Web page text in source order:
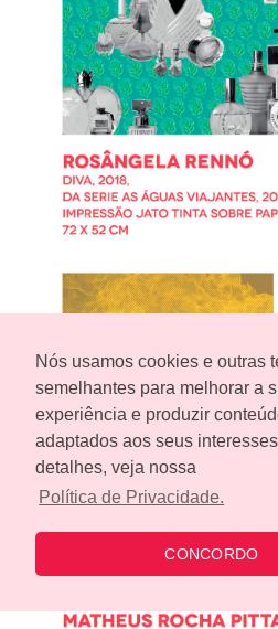
Nós usamos cookies e outras
semelhantes para melhorar a
experiência e produzir
adaptados aos seus
detalhes, veja nossa
Política de Privacidade.
CONCORDO